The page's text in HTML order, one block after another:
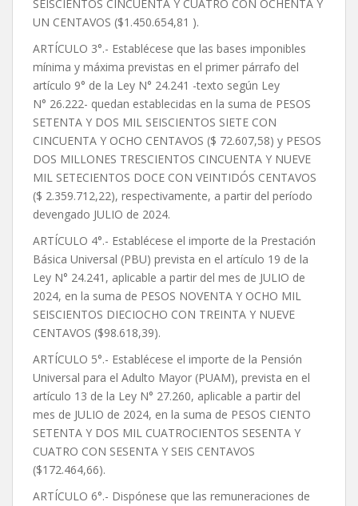
SEISCIENTOS CINCUENTA Y CUATRO CON OCHENTA Y
UN CENTAVOS ($1.450.654,81 ).
ARTÍCULO 3°.- Establécese que las bases imponibles
mínima y máxima previstas en el primer párrafo del
artículo 9° de la Ley N° 24.241 -texto según Ley
N° 26.222- quedan establecidas en la suma de PESOS
SETENTA Y DOS MIL SEISCIENTOS SIETE CON
CINCUENTA Y OCHO CENTAVOS ($ 72.607,58) y PESOS
DOS MILLONES TRESCIENTOS CINCUENTA Y NUEVE
MIL SETECIENTOS DOCE CON VEINTIDÓS CENTAVOS
($ 2.359.712,22), respectivamente, a partir del período
devengado JULIO de 2024.
ARTÍCULO 4°.- Establécese el importe de la Prestación
Básica Universal (PBU) prevista en el artículo 19 de la
Ley N° 24.241, aplicable a partir del mes de JULIO de
2024, en la suma de PESOS NOVENTA Y OCHO MIL
SEISCIENTOS DIECIOCHO CON TREINTA Y NUEVE
CENTAVOS ($98.618,39).
ARTÍCULO 5°.- Establécese el importe de la Pensión
Universal para el Adulto Mayor (PUAM), prevista en el
artículo 13 de la Ley N° 27.260, aplicable a partir del
mes de JULIO de 2024, en la suma de PESOS CIENTO
SETENTA Y DOS MIL CUATROCIENTOS SESENTA Y
CUATRO CON SESENTA Y SEIS CENTAVOS
($172.464,66).
ARTÍCULO 6°.- Dispónese que las remuneraciones de